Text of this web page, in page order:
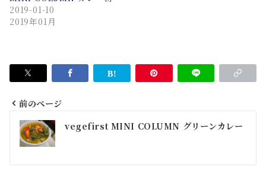
2019-01-10
2019年01月
投
稿
ナ
前のページ
vegefirst MINI COLUMN グリーンカレー